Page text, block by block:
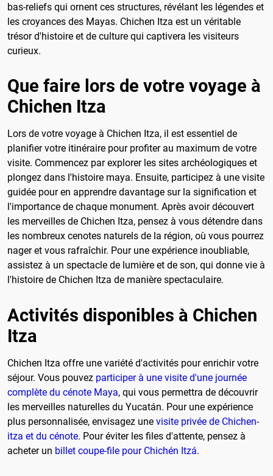
bas-reliefs qui ornent ces structures, révélant les légendes et
les croyances des Mayas. Chichen Itza est un véritable
trésor d'histoire et de culture qui captivera les visiteurs
curieux.
Que faire lors de votre voyage à
Chichen Itza
Lors de votre voyage à Chichen Itza, il est essentiel de
planifier votre itinéraire pour profiter au maximum de votre
visite. Commencez par explorer les sites archéologiques et
plongez dans l'histoire maya. Ensuite, participez à une visite
guidée pour en apprendre davantage sur la signification et
l'importance de chaque monument. Après avoir découvert
les merveilles de Chichen Itza, pensez à vous détendre dans
les nombreux cenotes naturels de la région, où vous pourrez
nager et vous rafraîchir. Pour une expérience inoubliable,
assistez à un spectacle de lumière et de son, qui donne vie à
l'histoire de Chichen Itza de manière spectaculaire.
Activités disponibles à Chichen
Itza
Chichen Itza offre une variété d'activités pour enrichir votre
séjour. Vous pouvez participer à une visite d'une journée
complète du cénote Maya, qui vous permettra de découvrir
les merveilles naturelles du Yucatán. Pour une expérience
plus personnalisée, envisagez une visite privée de Chichen-
itza et du cénote. Pour éviter les files d'attente, pensez à
acheter un billet coupe-file pour Chichén Itzá.